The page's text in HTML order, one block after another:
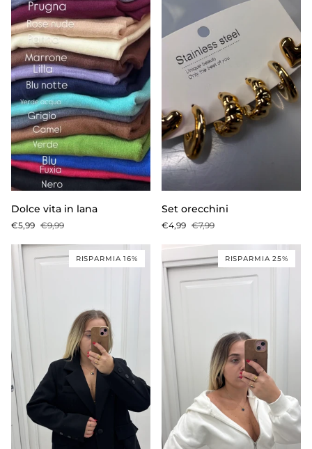
Dolce
vita
in
lana
Dolce vita in lana
€5,99 €9,99
orecchini
Set orecchini
€4,99 €7,99
RISPARMIA 16% RISPARMIA 25%